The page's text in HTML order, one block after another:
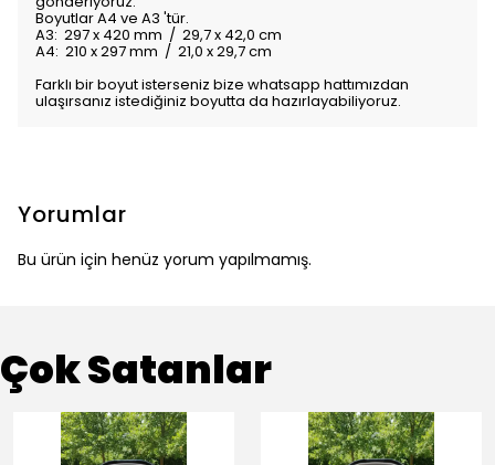
Boyutlar A4 ve A3 'tür.
A3: 297 x 420 mm / 29,7 x 42,0 cm
A4: 210 x 297 mm / 21,0 x 29,7 cm
Farklı bir boyut isterseniz bize whatsapp hattımızdan
ulaşırsanız istediğiniz boyutta da hazırlayabiliyoruz.
Yorumlar
Bu ürün için henüz yorum yapılmamış.
Çok Satanlar